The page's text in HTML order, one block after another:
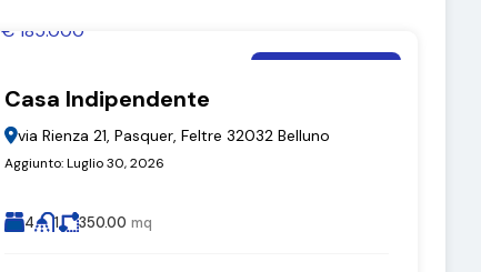
Casa Indipendente
€ 185.000
Casa Indipendente
via Rienza 21, Pasquer, Feltre 32032 Belluno
Aggiunto:Luglio 30, 2026
4 1 350.00 mq